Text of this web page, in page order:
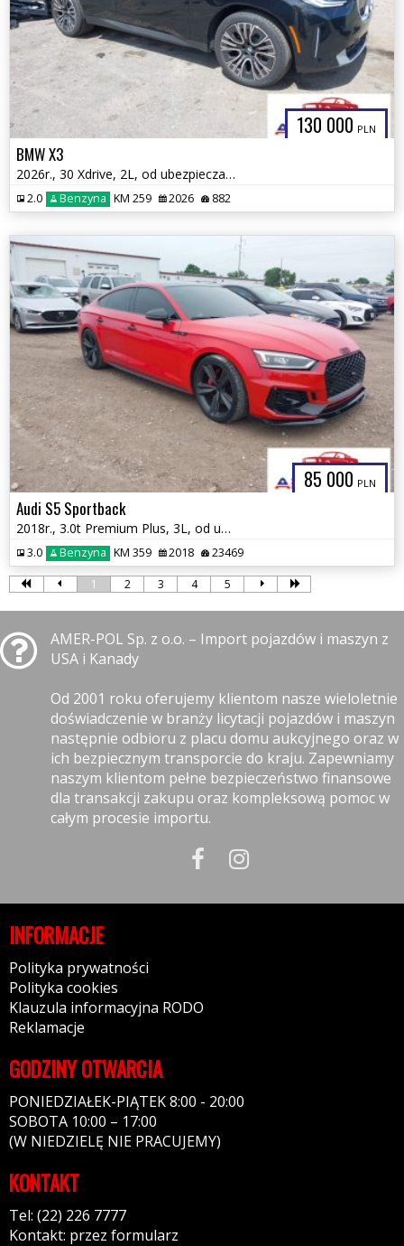
130 000 PLN
BMW X3
2026r., 30 Xdrive, 2L, od ubezpieczalni
2.0 Benzyna KM 259 2026 882
85 000 PLN
Audi S5 Sportback
2018r., 3.0t Premium Plus, 3L, od ubezpieczalni
3.0 Benzyna KM 359 2018 23469
1 2 3 4 5
AMER-POL Sp. z o.o. – Import pojazdów i maszyn z
USA i Kanady
Od 2001 roku oferujemy klientom nasze wieloletnie
doświadczenie w branży licytacji pojazdów i maszyn
następnie odbioru z placu domu aukcyjnego oraz w
ich bezpiecznym transporcie do kraju. Zapewniamy
naszym klientom pełne bezpieczeństwo finansowe
dla transakcji zakupu oraz kompleksową pomoc w
całym procesie importu.
INFORMACJE
Polityka prywatności
Polityka cookies
Klauzula informacyjna RODO
Reklamacje
GODZINY OTWARCIA
PONIEDZIAŁEK-PIĄTEK 8:00 - 20:00
SOBOTA 10:00 – 17:00
(W NIEDZIELĘ NIE PRACUJEMY)
KONTAKT
Tel: (22) 226 7777
Kontakt: przez formularz